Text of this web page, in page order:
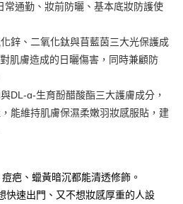
之後才付款」的支付方式。 讓您購物簡單
卡、不需儲值。
再付款。
】
享後付」後，將跳轉至「AFTEE先享後付」
額後，即可完成結帳。
點擊此簡訊中的連結，可透過四大超商／
行付款，方視為交易完成。
立刻繳費，但若您需要取消訂單，請聯絡
消之訂單仍視為有效，需透過AFTEE先享
以上)免運費
以上)免運費
常通勤、妝前防曬、基本底妝防護使
鋅、二氧化鈦與苜藍茵三大光保護成
肌膚造成的日曬傷害，同時兼顧防
DL-ɑ-生育酚醋酸酯三大護膚成分，
能維持肌膚保濕柔嫩羽妝感服貼，建
疤、蠟黃暗沉都能清透修飾。
快速出門、又不想妝感厚重的人設